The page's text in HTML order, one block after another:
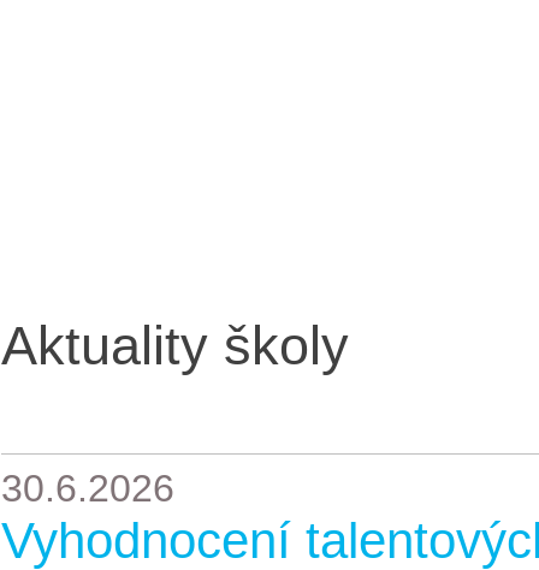
Aktuality školy
30.6.2026
Vyhodnocení